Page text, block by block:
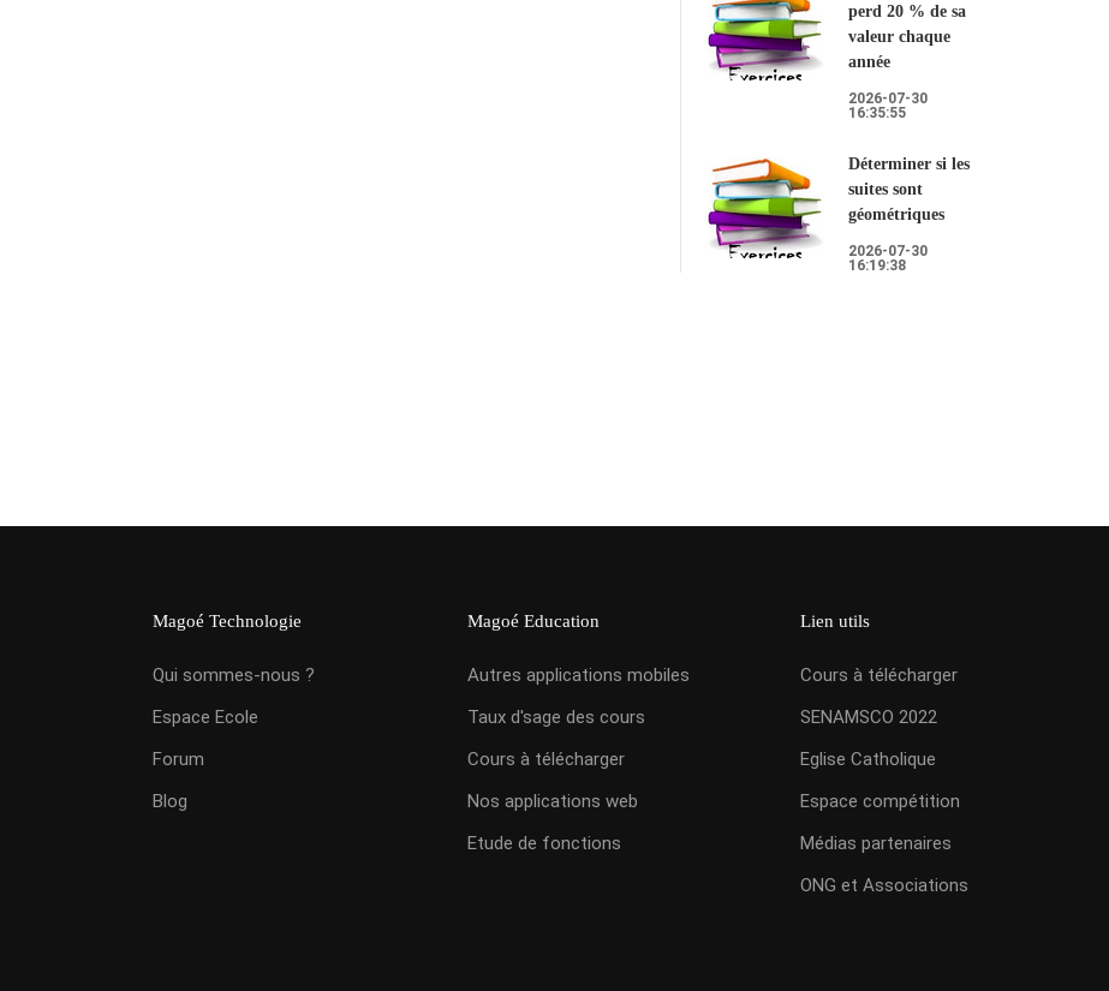
perd 20 % de sa
valeur chaque
année
2026-07-30
16:35:55
Déterminer si les
suites sont
géométriques
2026-07-30
16:19:38
Magoé Technologie
Qui sommes-nous ?
Espace Ecole
Forum
Blog
Magoé Education
Autres applications mobiles
Taux d'sage des cours
Cours à télécharger
Nos applications web
Etude de fonctions
Lien utils
Cours à télécharger
SENAMSCO 2022
Eglise Catholique
Espace compétition
Médias partenaires
ONG et Associations